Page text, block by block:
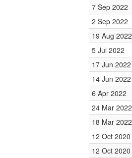
7 Sep 2022
2 Sep 2022
19 Aug 2022
5 Jul 2022
17 Jun 2022
14 Jun 2022
6 Apr 2022
24 Mar 2022
18 Mar 2022
12 Oct 2020
12 Oct 2020